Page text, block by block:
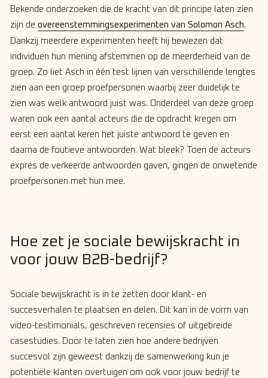
Bekende onderzoeken die de kracht van dit principe laten zien
zijn de overeenstemmingsexperimenten van Solomon Asch.
Dankzij meerdere experimenten heeft hij bewezen dat
individuen hun mening afstemmen op de meerderheid van de
groep. Zo liet Asch in één test lijnen van verschillende lengtes
zien aan een groep proefpersonen waarbij zeer duidelijk te
zien was welk antwoord juist was. Onderdeel van deze groep
waren ook een aantal acteurs die de opdracht kregen om
eerst een aantal keren het juiste antwoord te geven en
daarna de foutieve antwoorden. Wat bleek? Toen de acteurs
expres de verkeerde antwoorden gaven, gingen de onwetende
proefpersonen met hun mee.
Hoe zet je sociale bewijskracht in
voor jouw B2B-bedrijf?
Sociale bewijskracht is in te zetten door klant- en
succesverhalen te plaatsen en delen. Dit kan in de vorm van
video-testimonials, geschreven recensies of uitgebreide
casestudies. Door te laten zien hoe andere bedrijven
succesvol zijn geweest dankzij de samenwerking kun je
potentiële klanten overtuigen om ook voor jouw bedrijf te